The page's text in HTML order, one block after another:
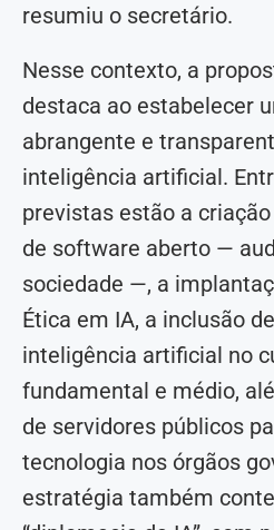
resumiu o secretário.
Nesse contexto, a
destaca ao estabelecer
abrangente e
inteligência artificial.
previstas estão a
de software aberto —
sociedade —, a
Ética em IA, a inclusão
inteligência artificial no
fundamental e médio,
de servidores públicos
tecnologia nos órgãos
estratégia também